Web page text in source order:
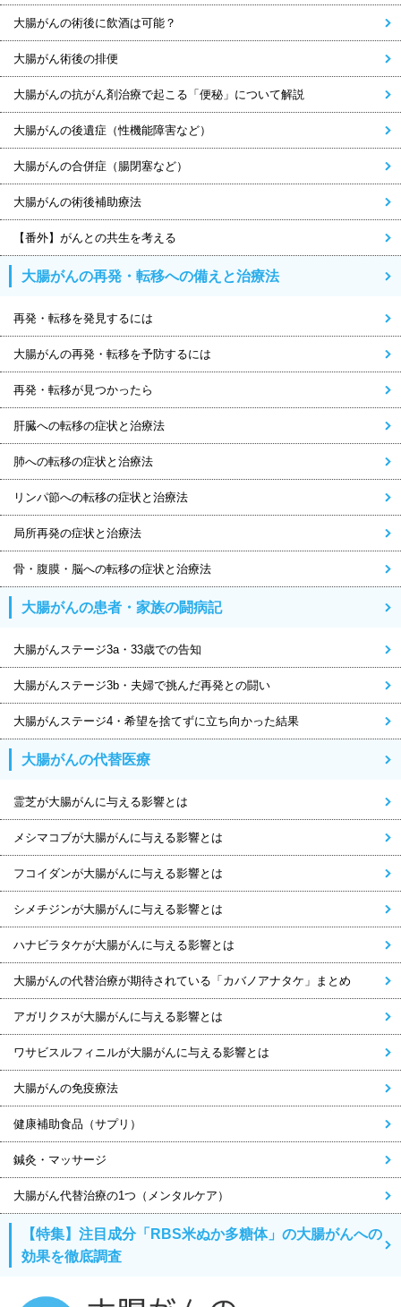
大腸がんの術後に飲酒は可能？
大腸がん術後の排便
大腸がんの抗がん剤治療で起こる「便秘」について解説
大腸がんの後遺症（性機能障害など）
大腸がんの合併症（腸閉塞など）
大腸がんの術後補助療法
【番外】がんとの共生を考える
大腸がんの再発・転移への備えと治療法
再発・転移を発見するには
大腸がんの再発・転移を予防するには
再発・転移が見つかったら
肝臓への転移の症状と治療法
肺への転移の症状と治療法
リンパ節への転移の症状と治療法
局所再発の症状と治療法
骨・腹膜・脳への転移の症状と治療法
大腸がんの患者・家族の闘病記
大腸がんステージ3a・33歳での告知
大腸がんステージ3b・夫婦で挑んだ再発との闘い
大腸がんステージ4・希望を捨てずに立ち向かった結果
大腸がんの代替医療
霊芝が大腸がんに与える影響とは
メシマコブが大腸がんに与える影響とは
フコイダンが大腸がんに与える影響とは
シメチジンが大腸がんに与える影響とは
ハナビラタケが大腸がんに与える影響とは
大腸がんの代替治療が期待されている「カバノアナタケ」まとめ
アガリクスが大腸がんに与える影響とは
ワサビスルフィニルが大腸がんに与える影響とは
大腸がんの免疫療法
健康補助食品（サプリ）
鍼灸・マッサージ
大腸がん代替治療の1つ（メンタルケア）
【特集】注目成分「RBS米ぬか多糖体」の大腸がんへの
効果を徹底調査